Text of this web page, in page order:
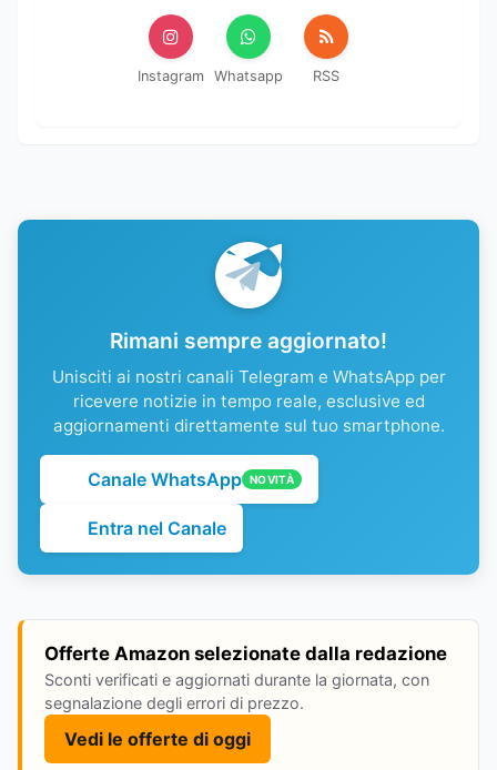
Instagram Whatsapp RSS
Rimani sempre aggiornato!
Unisciti ai nostri canali Telegram e WhatsApp per
ricevere notizie in tempo reale, esclusive ed
aggiornamenti direttamente sul tuo smartphone.
Canale WhatsApp NOVITÀ
Entra nel Canale
Offerte Amazon selezionate dalla redazione
Sconti verificati e aggiornati durante la giornata, con
segnalazione degli errori di prezzo.
Vedi le offerte di oggi